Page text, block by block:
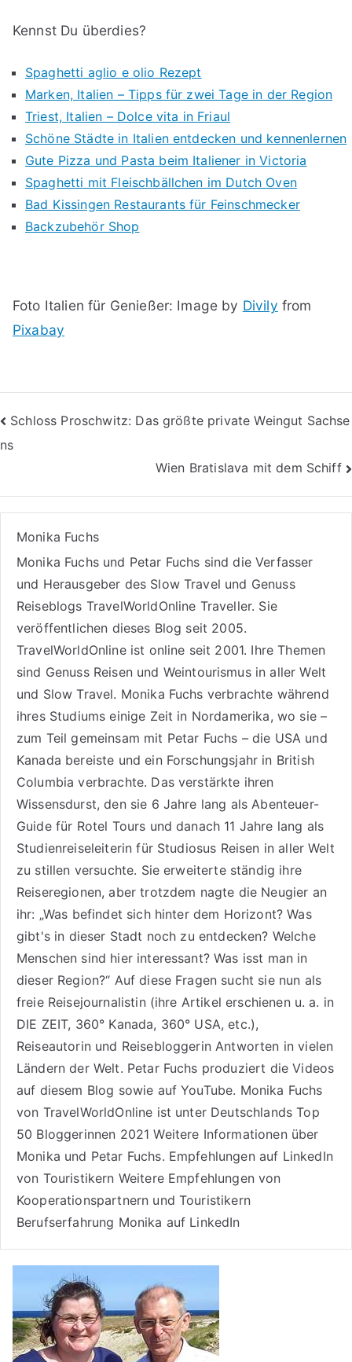
Kennst Du überdies?
Spaghetti aglio e olio Rezept
Marken, Italien – Tipps für zwei Tage in der Region
Triest, Italien – Dolce vita in Friaul
Schöne Städte in Italien entdecken und kennenlernen
Gute Pizza und Pasta beim Italiener in Victoria
Spaghetti mit Fleischbällchen im Dutch Oven
Bad Kissingen Restaurants für Feinschmecker
Backzubehör Shop
Foto Italien für Genießer: Image by Divily from
Pixabay
Beitragsnavigation
Schloss Proschwitz: Das größte private Weingut Sachse
ns
Wien Bratislava mit dem Schiff
Monika Fuchs
Monika Fuchs und Petar Fuchs sind die Verfasser
und Herausgeber des Slow Travel und Genuss
Reiseblogs TravelWorldOnline Traveller. Sie
veröffentlichen dieses Blog seit 2005.
TravelWorldOnline ist online seit 2001. Ihre Themen
sind Genuss Reisenund Weintourismusin aller Welt
und Slow Travel. Monika Fuchs verbrachte während
ihres Studiums einige Zeit in Nordamerika, wo sie –
zum Teil gemeinsam mit Petar Fuchs – die USA und
Kanada bereiste und ein Forschungsjahr in British
Columbia verbrachte. Das verstärkte ihren
Wissensdurst, den sie 6 Jahre lang als Abenteuer-
Guide für Rotel Tours und danach 11 Jahre lang als
Studienreiseleiterin für Studiosus Reisen in aller Welt
zu stillen versuchte. Sie erweiterte ständig ihre
Reiseregionen, aber trotzdem nagte die Neugier an
ihr: „Was befindet sich hinter dem Horizont? Was
gibt's in dieser Stadt noch zu entdecken? Welche
Menschen sind hier interessant? Was isst man in
dieser Region?“ Auf diese Fragen sucht sie nun als
freie Reisejournalistin (ihre Artikel erschienen u. a. in
DIE ZEIT, 360° Kanada, 360° USA, etc.),
Reiseautorinund Reisebloggerin Antworten in vielen
Ländern der Welt. Petar Fuchs produziert die Videos
auf diesem Blog sowie aufYouTube. Monika Fuchs
von TravelWorldOnline ist unter Deutschlands Top
50 Bloggerinnen 2021 Weitere Informationen über
Monika und Petar Fuchs. Empfehlungen auf LinkedIn
von Touristikern Weitere Empfehlungen von
Kooperationspartnern und Touristikern
Berufserfahrung Monika auf LinkedIn